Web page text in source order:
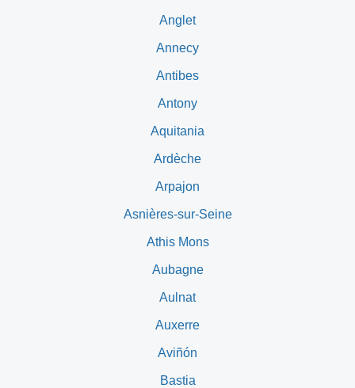
Anglet
Annecy
Antibes
Antony
Aquitania
Ardèche
Arpajon
Asnières-sur-Seine
Athis Mons
Aubagne
Aulnat
Auxerre
Aviñón
Bastia